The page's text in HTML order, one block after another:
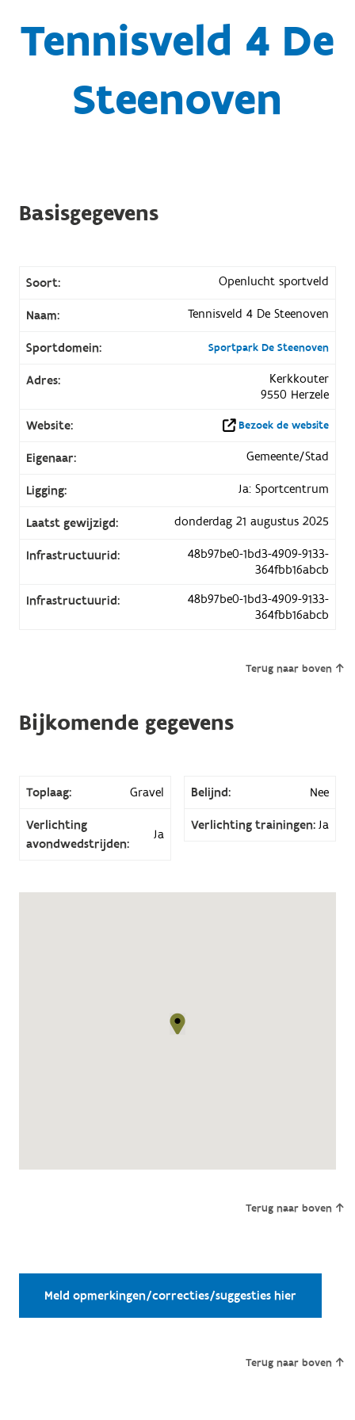
Tennisveld 4 De
Steenoven
Basisgegevens
Soort: Openlucht sportveld
Naam: Tennisveld 4 De Steenoven
Sportdomein: Sportpark De Steenoven
Adres:
Kerkkouter
9550 Herzele
Website:
Bezoek de website
Eigenaar: Gemeente/Stad
Ligging: Ja: Sportcentrum
Laatst gewijzigd: donderdag 21 augustus 2025
Infrastructuurid:
48b97be0-1bd3-4909-9133-
364fbb16abcb
Infrastructuurid:
48b97be0-1bd3-4909-9133-
364fbb16abcb
Terug naar boven
Bijkomende gegevens
Toplaag: Gravel Belijnd: Nee
Verlichting
avondwedstrijden:
Ja
Verlichting trainingen: Ja
Terug naar boven
Meld opmerkingen/correcties/suggesties hier
Terug naar boven